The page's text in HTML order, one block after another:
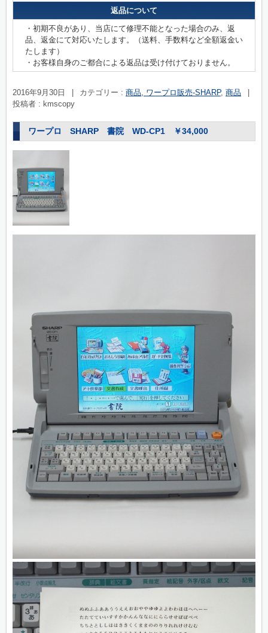
返品について
・初期不良があり、当店にて修理不能となった場合のみ、返
品、返金にて対応いたします。（送料、手数料など全額返金い
たします）
・お客様自身のご都合による返品は受け付けておりません。
2016年9月30日 カテゴリー : 商品, ワープロ販売-SHARP, 商品
投稿者 : kmscopy
ワープロ SHARP 書院 WD-CP1 ￥34,000